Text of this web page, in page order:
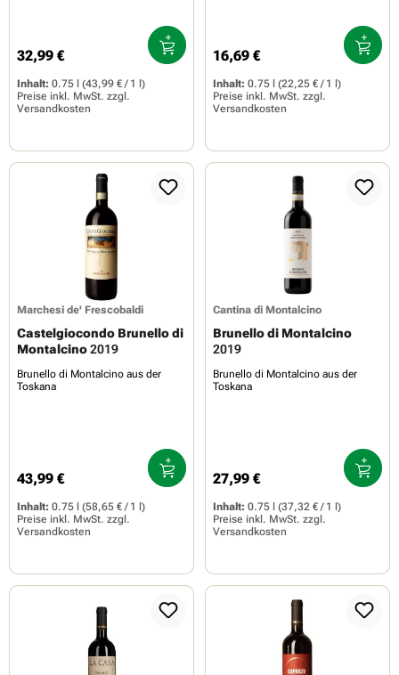
Regulärer Preis:
32,99 €
Inhalt: 0.75 l
(43,99 € / 1 l)
Preise inkl. MwSt. zzgl.
Versandkosten
Regulärer Preis:
16,69 €
Inhalt: 0.75 l
(22,25 € / 1 l)
Preise inkl. MwSt. zzgl.
Versandkosten
Marchesi de' Frescobaldi
Castelgiocondo Brunello di
Montalcino2019
Brunello di Montalcino aus der
Toskana
Regulärer Preis:
43,99 €
Inhalt: 0.75 l
(58,65 € / 1 l)
Preise inkl. MwSt. zzgl.
Versandkosten
Cantina di Montalcino
Brunello di Montalcino
2019
Brunello di Montalcino aus der
Toskana
Regulärer Preis:
27,99 €
Inhalt: 0.75 l
(37,32 € / 1 l)
Preise inkl. MwSt. zzgl.
Versandkosten